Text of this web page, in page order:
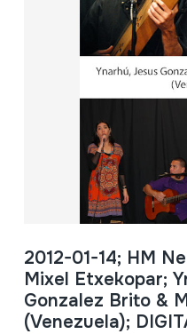
2012-01-14; HM
Mixel Etxekopar;
Gonzalez Brito &
(Venezuela);